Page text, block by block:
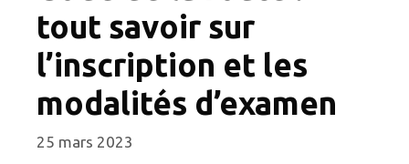
tout savoir sur
l’inscription et les
modalités d’examen
25 mars 2023